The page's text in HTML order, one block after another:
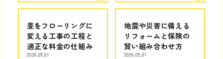
畳をフローリングに
変える工事の工程と
適正な料金の仕組み
2026.05.01
地震や災害に備える
リフォームと保険の
賢い組み合わせ方
2026.05.01